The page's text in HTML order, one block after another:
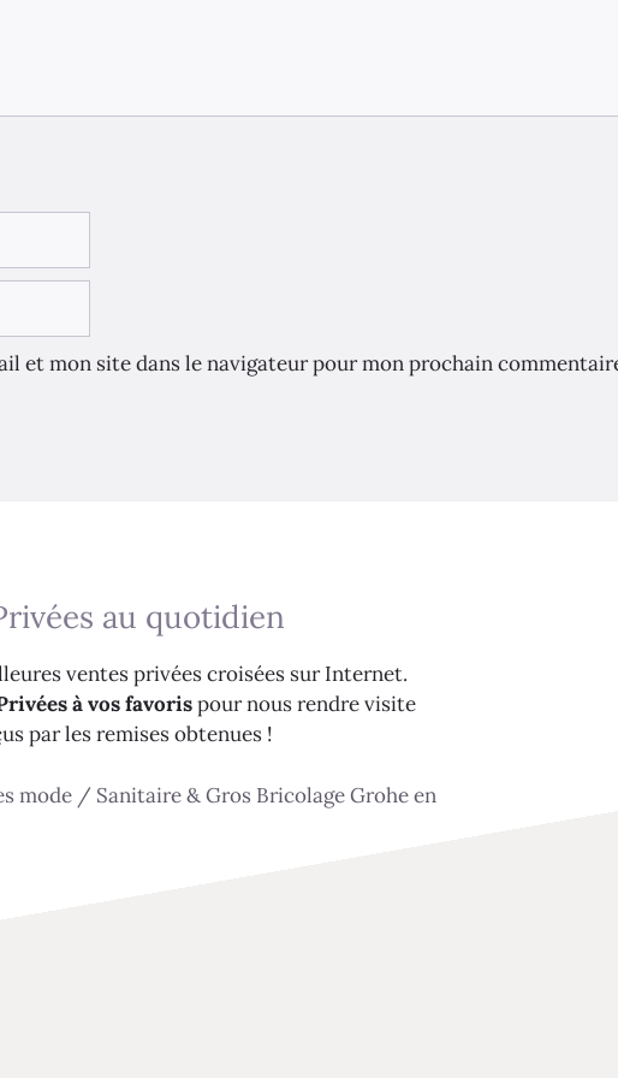
et mon site dans le navigateur pour mon prochain
au quotidien
ventes privées croisées sur Internet.
à vos favorispour nous rendre visite
par les remises obtenues !
mode / Sanitaire & Gros Bricolage Grohe en